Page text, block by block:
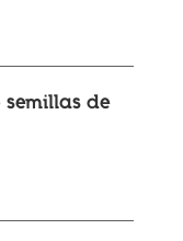
semillas de